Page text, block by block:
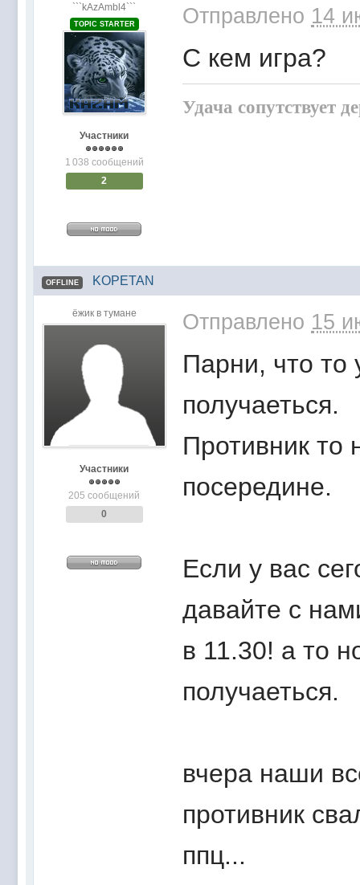
```kAzAmbl4```
TOPIC STARTER
Участники
1 038 сообщений
2
Отправлено 14
С кем игра?
Удача сопутствует
OFFLINE KOPETAN
ёжик в тумане
Участники
205 сообщений
0
Отправлено 15
Парни, что то
получаеться.
Противник то
посередине.
Если у вас
давайте с
в 11.30! а то
получаеться.
вчера наши
противник
ппц...